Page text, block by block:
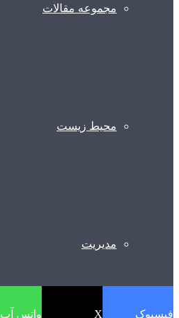
مجموعه مقالات
محیط زیست
مدیریت
فیسبوک X واتس آپ